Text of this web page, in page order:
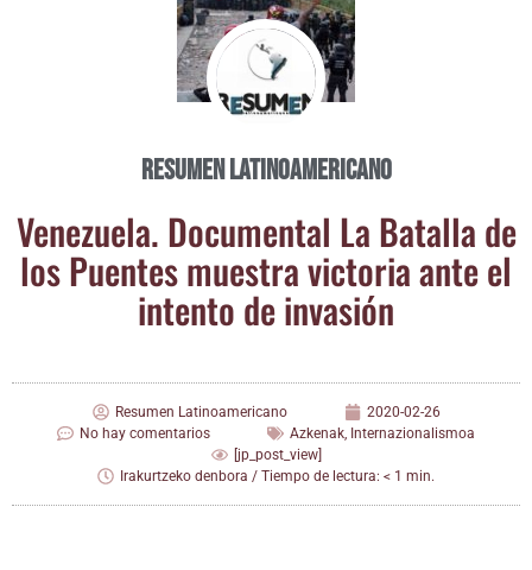
Resumen Latinoamericano
Vene­zue­la. Docu­men­tal La Bata­lla de
los Puen­tes mues­tra vic­to­ria ante el
inten­to de invasión
Resumen Latinoamericano
2020-02-26
No hay comentarios
Azkenak, Internazionalismoa
[jp_post_view]
Irakurtzeko denbora / Tiempo de lectura: < 1 min.